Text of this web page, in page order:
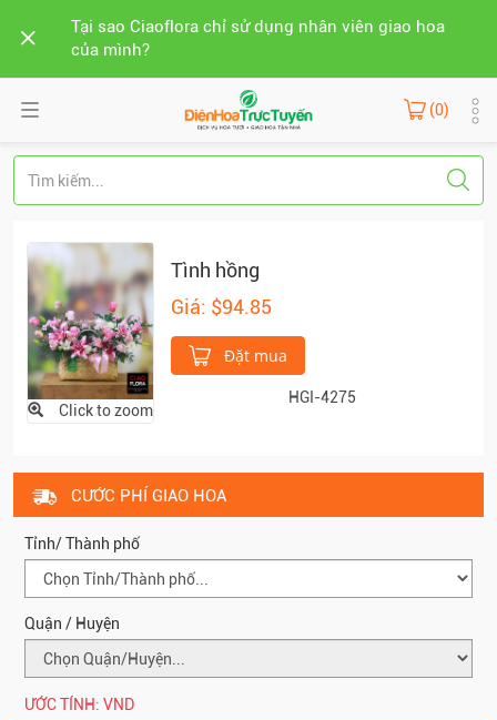
Tại sao Ciaoflora chỉ sử dụng nhân viên giao hoa
của mình?
(0)
Click to zoom
Tình hồng
Giá: $94.85
Đặt mua
HGI-4275
CƯỚC PHÍ GIAO HOA
Tỉnh/ Thành phố
Quận / Huyện
ƯỚC TÍNH: VND